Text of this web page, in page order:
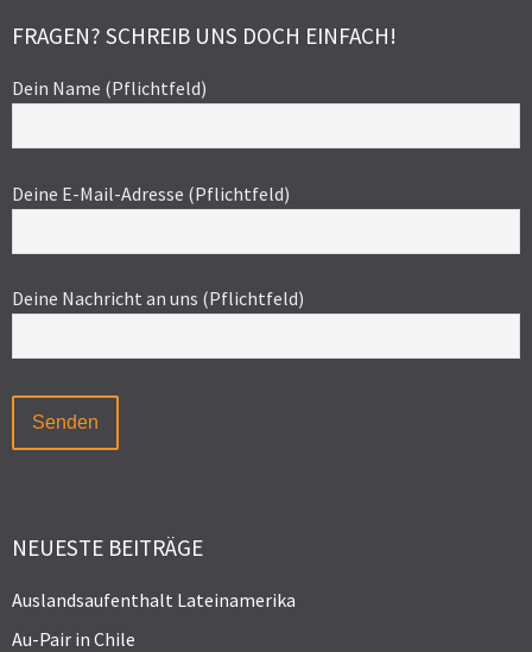
FRAGEN? SCHREIB UNS DOCH EINFACH!
Dein Name (Pflichtfeld)
Deine E-Mail-Adresse (Pflichtfeld)
Deine Nachricht an uns (Pflichtfeld)
NEUESTE BEITRÄGE
Auslandsaufenthalt Lateinamerika
Au-Pair in Chile